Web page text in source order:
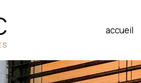
accueil